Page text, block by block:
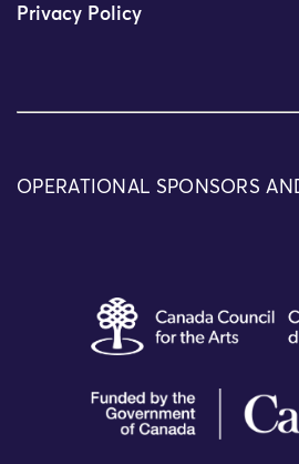
Privacy Policy
OPERATIONAL SPONSORS